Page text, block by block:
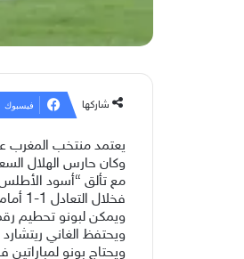
شاركها فيسبوك
يعتمد منتخب المغرب
مع تألق “أسود
فخلال التعادل 1-1 أمام البرازيل ببداية مشوار المونديال، خاض بونو مباراته السابعة أساسياً في مسيرته بكأس العالم.
ويمكن لبونو تحطيم
ويحتفظ الغاني ريتشارد
ويحتاج بونو